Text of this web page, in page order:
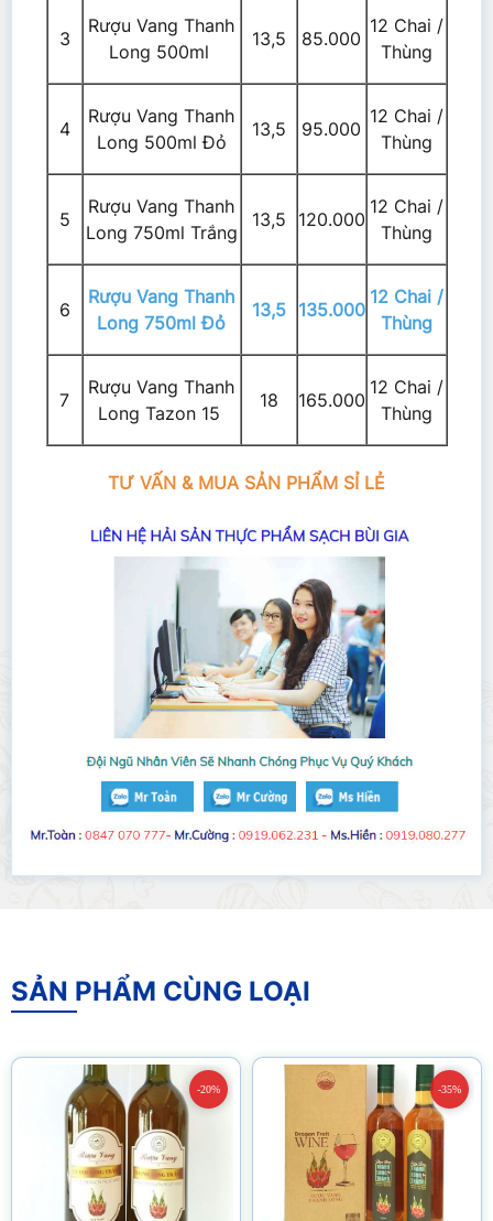
3
Rượu Vang Thanh
Long 500ml
13,5 85.000
12 Chai /
Thùng
4
Rượu Vang Thanh
Long 500ml Đỏ
13,5 95.000
12 Chai /
Thùng
5
Rượu Vang Thanh
Long 750ml Trắng
13,5 120.000
12 Chai /
Thùng
6
Rượu Vang Thanh
Long 750ml Đỏ
13,5 135.000
12 Chai /
Thùng
7
Rượu Vang Thanh
Long Tazon 15
18 165.000
12 Chai /
Thùng
TƯ VẤN & MUA SẢN PHẨM SỈ LẺ
SẢN PHẨM CÙNG LOẠI
-20% -35%